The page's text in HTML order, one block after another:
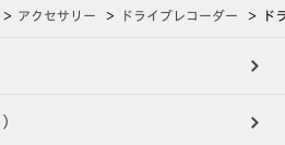
アクセサリー ドライブレコーダー ド